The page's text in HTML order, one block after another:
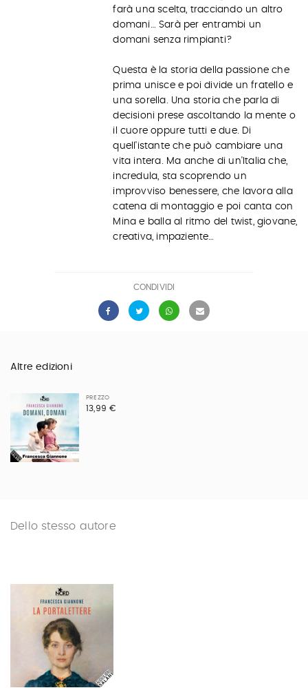
farà una scelta, tracciando un altro
domani… Sarà per entrambi un
domani senza rimpianti?
Questa è la storia della passione che
prima unisce e poi divide un fratello e
una sorella. Una storia che parla di
decisioni prese ascoltando la mente o
il cuore oppure tutti e due. Di
quell'istante che può cambiare una
vita intera. Ma anche di un'Italia che,
incredula, sta scoprendo un
improvviso benessere, che lavora alla
catena di montaggio e poi canta con
Mina e balla al ritmo del twist, giovane,
creativa, impaziente…
CONDIVIDI
Altre edizioni
PREZZO
13,99 €
Dello stesso autore